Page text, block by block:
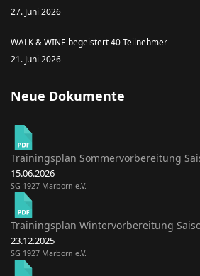
27. Juni 2026
WALK & WINE begeistert 40 Teilnehmer
21. Juni 2026
Neue Dokumente
Trainingsplan Sommervorbereitung
15.06.2026
SG 1927 Marborn e.V.
Trainingsplan Wintervorbereitung
23.12.2025
SG 1927 Marborn e.V.